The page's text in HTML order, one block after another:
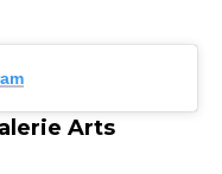
Arts